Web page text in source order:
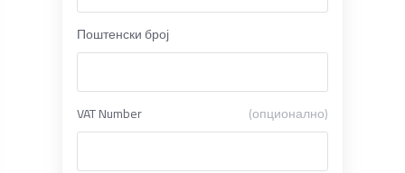
Поштенски број
VAT Number (опционално)